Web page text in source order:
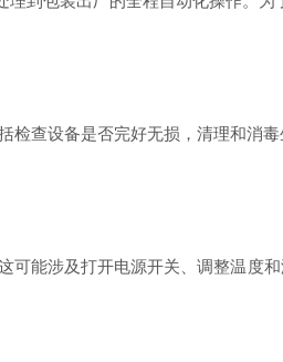
设备是否完好无损，清理和消毒
能涉及打开电源开关、调整温度